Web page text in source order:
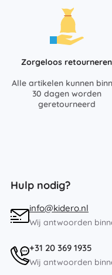
Zorgeloos retourneren
Alle artikelen kunnen
30 dagen worden
geretourneerd
Hulp nodig?
info@kidero.nl
Wij antwoorden
+31 20 369 1935
Wij antwoorden